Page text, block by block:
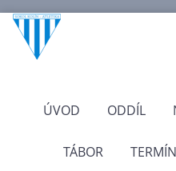
ÚVOD ODDÍL
TÁBOR